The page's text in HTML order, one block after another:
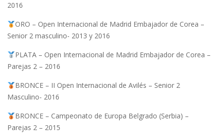
2016
ORO – Open Internacional de Madrid Embajador de Corea –
Senior 2 masculino- 2013 y 2016
PLATA – Open Internacional de Madrid Embajador de Corea –
Parejas 2 – 2016
BRONCE – II Open Internacional de Avilés – Senior 2
Masculino- 2016
BRONCE – Campeonato de Europa Belgrado (Serbia) –
Parejas 2 – 2015